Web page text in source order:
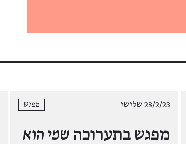
28/2/23 שלישי מפגש
מפגש בתערוכה שמי הוא